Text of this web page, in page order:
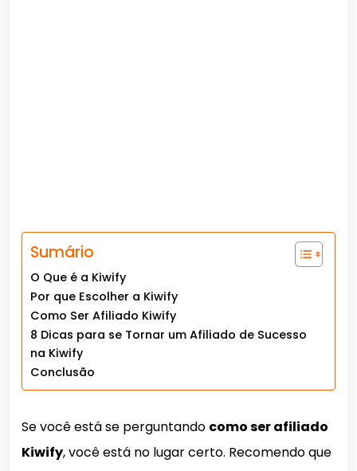
Sumário
O Que é a Kiwify
Por que Escolher a Kiwify
Como Ser Afiliado Kiwify
8 Dicas para se Tornar um Afiliado de Sucesso
na Kiwify
Conclusão
Se você está se perguntando como ser afiliado
Kiwify, você está no lugar certo. Recomendo que